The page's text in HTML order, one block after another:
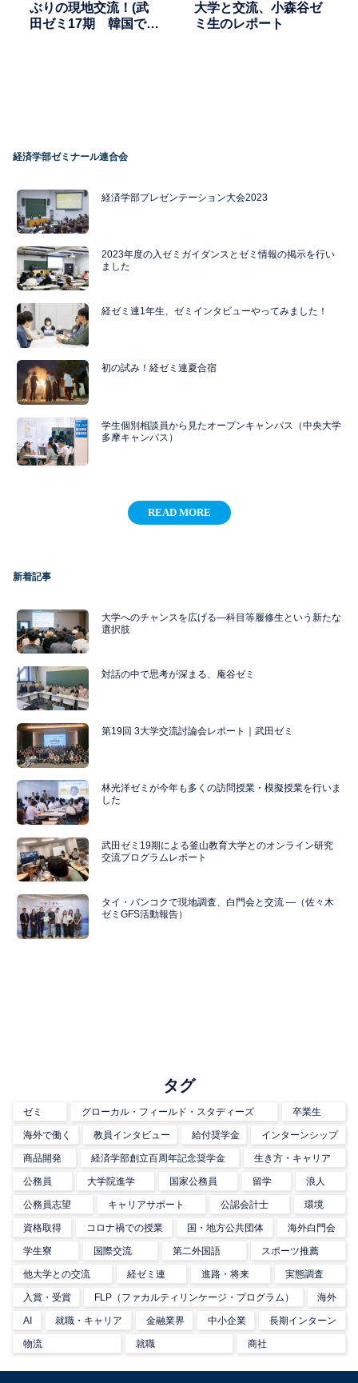
ぶりの現地交流！(武
田ゼミ17期 韓国での
大学と交流、小森谷ゼ
ミ生のレポート
経済学部ゼミナール連合会
経済学部プレゼンテーション大会2023
2023年度の入ゼミガイダンスとゼミ情報の掲示を行い
ました
経ゼミ連1年生、ゼミインタビューやってみました！
初の試み！経ゼミ連夏合宿
学生個別相談員から見たオープンキャンパス（中央大学
多摩キャンパス）
READ MORE
新着記事
大学へのチャンスを広げる―科目等履修生という新たな
選択肢
対話の中で思考が深まる、庵谷ゼミ
第19回 3大学交流討論会レポート｜武田ゼミ
林光洋ゼミが今年も多くの訪問授業・模擬授業を行いま
した
武田ゼミ19期による釜山教育大学とのオンライン研究
交流プログラムレポート
タイ・バンコクで現地調査、白門会と交流 ―（佐々木
ゼミGFS活動報告）
タグ
ゼミ グローカル・フィールド・スタディーズ 卒業生
海外で働く 教員インタビュー 給付奨学金 インターンシップ
商品開発 経済学部創立百周年記念奨学金 生き方・キャリア
公務員 大学院進学 国家公務員 留学 浪人
公務員志望 キャリアサポート 公認会計士 環境
資格取得 コロナ禍での授業 国・地方公共団体 海外白門会
学生寮 国際交流 第二外国語 スポーツ推薦
他大学との交流 経ゼミ連 進路・将来 実態調査
入賞・受賞 FLP（ファカルティリンケージ・プログラム） 海外
AI 就職・キャリア 金融業界 中小企業 長期インターン
物流 就職 商社